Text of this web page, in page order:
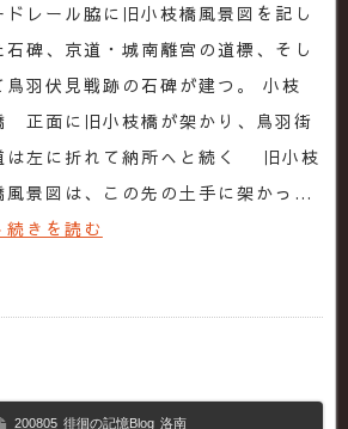
ドレール脇に旧小枝橋風景図を記し
石碑、京道・城南離宮の道標、そし
鳥羽伏見戦跡の石碑が建つ。 小枝
正面に旧小枝橋が架かり、鳥羽街
は左に折れて納所へと続く 旧小枝
風景図は、この先の土手に架かっ…
きを読む
200805 徘徊の記憶Blog 洛南